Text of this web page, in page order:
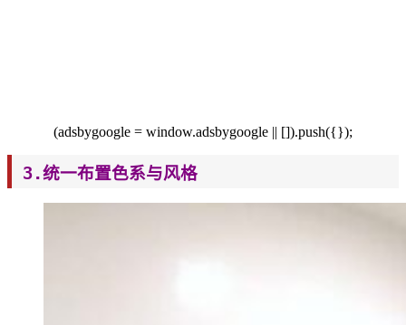
(adsbygoogle = window.adsbygoogle || []).push({});
3.统一布置色系与风格